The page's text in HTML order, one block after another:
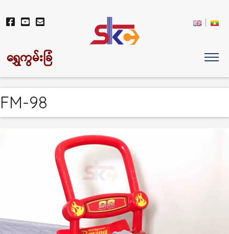
ရွှေကွမ်းခြံ
FM-98